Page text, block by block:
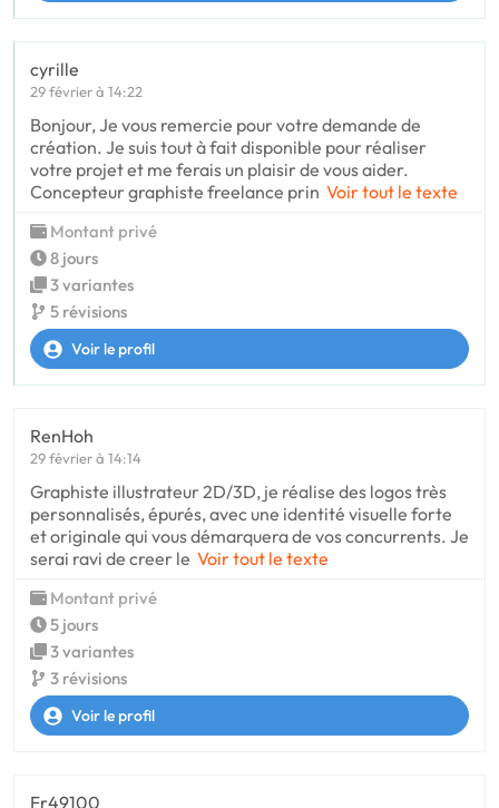
cyrille
29 février à 14:22
Bonjour, Je vous remercie pour votre demande de
création. Je suis tout à fait disponible pour réaliser
votre projet et me ferais un plaisir de vous aider.
Concepteur graphiste freelance prin Voir tout le texte
Montant privé
8 jours
3 variantes
5 révisions
Voir le profil
RenHoh
29 février à 14:14
Graphiste illustrateur 2D/3D, je réalise des logos très
personnalisés, épurés, avec une identité visuelle forte
et originale qui vous démarquera de vos concurrents. Je
serai ravi de creer le Voir tout le texte
Montant privé
5 jours
3 variantes
3 révisions
Voir le profil
Fr49100